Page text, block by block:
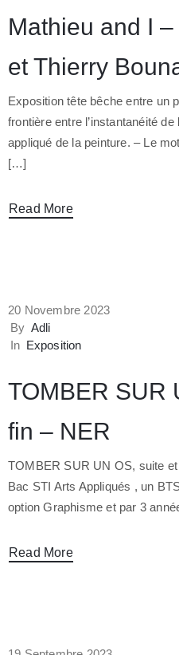
Mathieu and I
et Thierry
Exposition tête bêche entre un
frontière entre l’instantanéité
appliqué de la peinture. – Le
[…]
Read More
20 Novembre 2023
By Adli
In Exposition
TOMBER SUR
fin – NER
TOMBER SUR UN OS, suite
Bac STI Arts Appliqués , un
option Graphisme et par 3
Read More